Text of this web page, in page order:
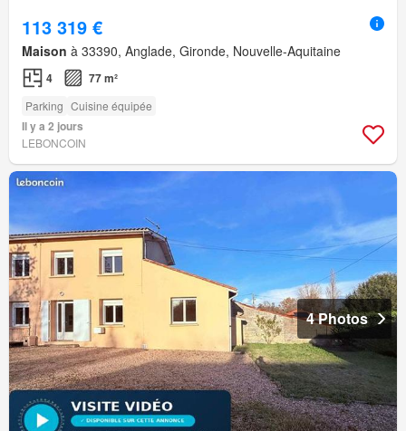
113 319 €
Maison à 33390, Anglade, Gironde, Nouvelle-Aquitaine
4 77 m²
Parking Cuisine équipée
Il y a 2 jours
LEBONCOIN
4 Photos